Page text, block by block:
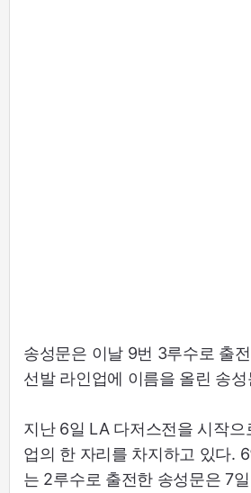
송성문은 이날 9번 3루수로 출
선발 라인업에 이름을 올린 송
지난 6일 LA 다저스전을 시작으
업의 한 자리를 차지하고 있다.
는 2루수로 출전한 송성문은 7